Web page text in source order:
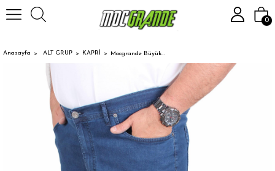
0
Anasayfa ALT GRUP KAPRİ Mocgrande Büyük Beden Kot Kapri Power Lycra Comero 11913 MAVI